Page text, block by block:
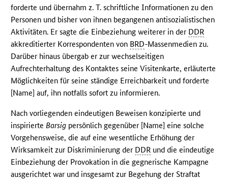
forderte und übernahm z. T. schriftliche Informationen zu den
Personen und bisher von ihnen begangenen antisozialistischen
Aktivitäten. Er sagte die Einbeziehung weiterer in der DDR
akkreditierter Korrespondenten von BRD-Massenmedien zu.
Darüber hinaus übergab er zur wechselseitigen
Aufrechterhaltung des Kontaktes seine Visitenkarte, erläuterte
Möglichkeiten für seine ständige Erreichbarkeit und forderte
[Name] auf, ihn notfalls sofort zu informieren.
Nach vorliegenden eindeutigen Beweisen konzipierte und
inspirierteBarsig persönlich gegenüber [Name] eine solche
Vorgehensweise, die auf eine wesentliche Erhöhung der
Wirksamkeit zur Diskriminierung der DDR und die eindeutige
Einbeziehung der Provokation in die gegnerische Kampagne
ausgerichtet war und insgesamt zur Begehung der Straftat